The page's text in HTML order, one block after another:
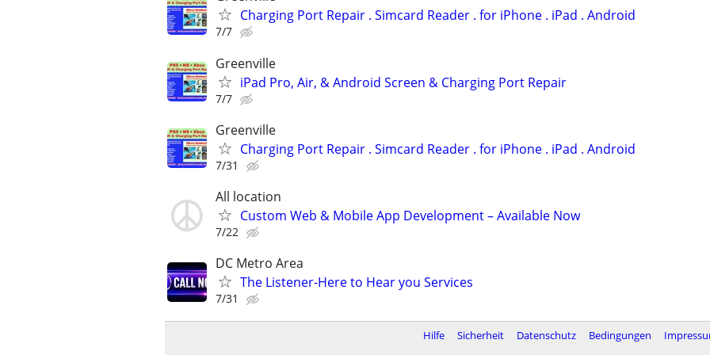
Charging Port Repair . Simcard Reader . for iPhone . iPad . Android
7/7
Greenville
iPad Pro, Air, & Android Screen & Charging Port Repair
7/7
Greenville
Charging Port Repair . Simcard Reader . for iPhone . iPad . Android
7/31
All location
Custom Web & Mobile App Development – Available Now
7/22
DC Metro Area
The Listener-Here to Hear you Services
7/31
Hilfe Sicherheit Datenschutz Bedingungen